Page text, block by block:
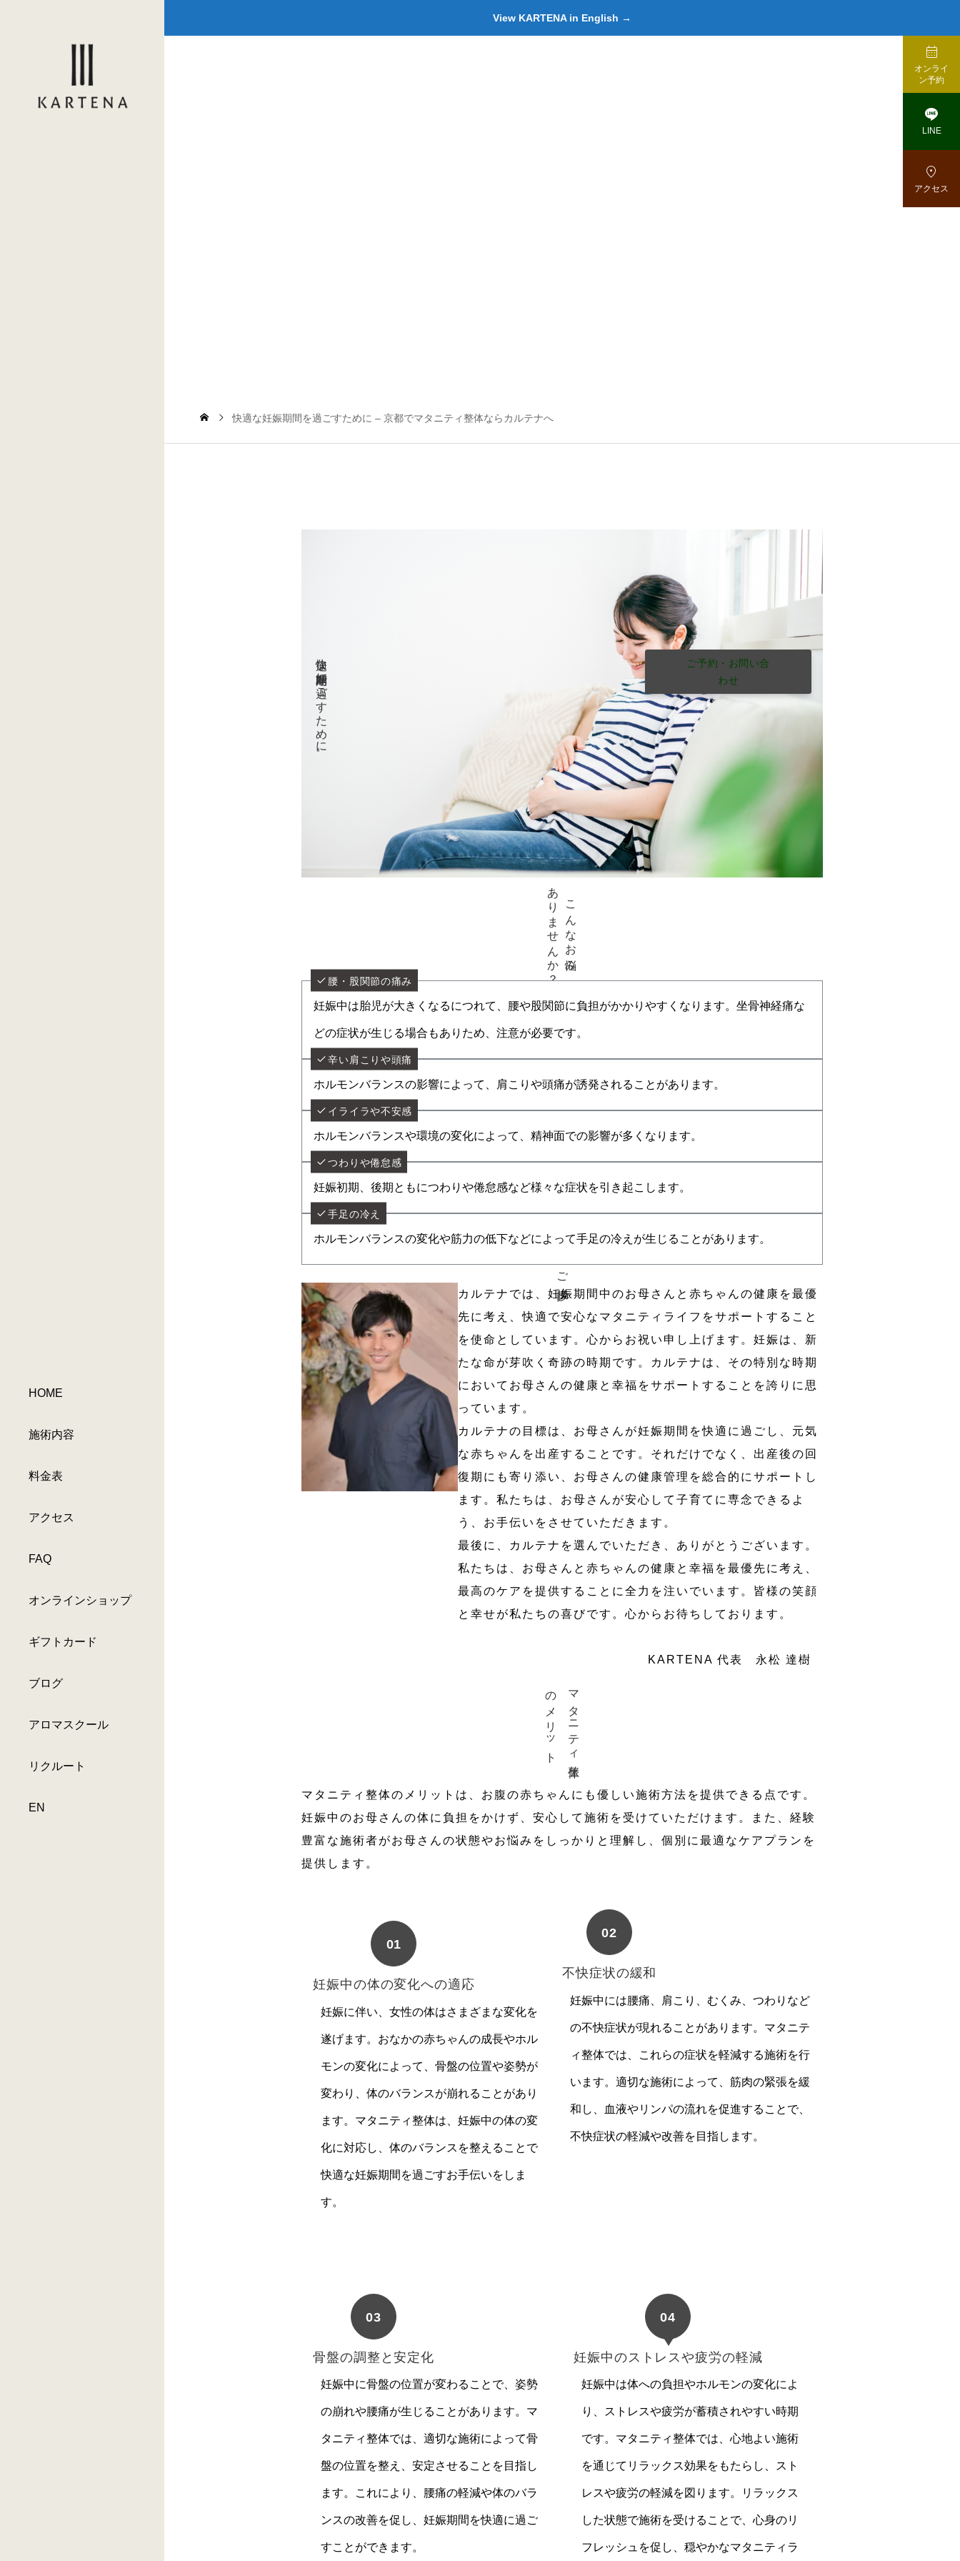
View KARTENA in English →
HOME
施術内容
料金表
アクセス
FAQ
オンラインショップ
ギフトカード
ブログ
アロマスクール
リクルート
EN

オンライ
ン予約

LINE

アクセス
快適な妊娠期間を過ごすために – 京都でマタニティ整体ならカルテナへ
快適な妊娠期間を過ごすために。
ご予約・お問い合
わせ
こんなお悩み
ありませんか？
腰・股関節の痛み
妊娠中は胎児が大きくなるにつれて、腰や股関節に負担がかかりやすくなります。坐骨神経痛な
どの症状が生じる場合もありため、注意が必要です。
辛い肩こりや頭痛
ホルモンバランスの影響によって、肩こりや頭痛が誘発されることがあります。
イライラや不安感
ホルモンバランスや環境の変化によって、精神面での影響が多くなります。
つわりや倦怠感
妊娠初期、後期ともにつわりや倦怠感など様々な症状を引き起こします。
手足の冷え
ホルモンバランスの変化や筋力の低下などによって手足の冷えが生じることがあります。
ご挨拶
カルテナでは、妊娠期間中のお母さんと赤ちゃんの健康を最優
先に考え、快適で安心なマタニティライフをサポートすること
を使命としています。心からお祝い申し上げます。妊娠は、新
たな命が芽吹く奇跡の時期です。カルテナは、その特別な時期
においてお母さんの健康と幸福をサポートすることを誇りに思
っています。
カルテナの目標は、お母さんが妊娠期間を快適に過ごし、元気
な赤ちゃんを出産することです。それだけでなく、出産後の回
復期にも寄り添い、お母さんの健康管理を総合的にサポートし
ます。私たちは、お母さんが安心して子育てに専念できるよ
う、お手伝いをさせていただきます。
最後に、カルテナを選んでいただき、ありがとうございます。
私たちは、お母さんと赤ちゃんの健康と幸福を最優先に考え、
最高のケアを提供することに全力を注いでいます。皆様の笑顔
と幸せが私たちの喜びです。心からお待ちしております。
KARTENA 代表 永松 達樹
マタニティ整体
のメリット
マタニティ整体のメリットは、お腹の赤ちゃんにも優しい施術方法を提供できる点です。
妊娠中のお母さんの体に負担をかけず、安心して施術を受けていただけます。また、経験
豊富な施術者がお母さんの状態やお悩みをしっかりと理解し、個別に最適なケアプランを
提供します。
01
妊娠中の体の変化への適応
妊娠に伴い、女性の体はさまざまな変化を
遂げます。おなかの赤ちゃんの成長やホル
モンの変化によって、骨盤の位置や姿勢が
変わり、体のバランスが崩れることがあり
ます。マタニティ整体は、妊娠中の体の変
化に対応し、体のバランスを整えることで
快適な妊娠期間を過ごすお手伝いをしま
す。
02
不快症状の緩和
妊娠中には腰痛、肩こり、むくみ、つわりなど
の不快症状が現れることがあります。マタニテ
ィ整体では、これらの症状を軽減する施術を行
います。適切な施術によって、筋肉の緊張を緩
和し、血液やリンパの流れを促進することで、
不快症状の軽減や改善を目指します。
03
骨盤の調整と安定化
妊娠中に骨盤の位置が変わることで、姿勢
の崩れや腰痛が生じることがあります。マ
タニティ整体では、適切な施術によって骨
盤の位置を整え、安定させることを目指し
ます。これにより、腰痛の軽減や体のバラ
ンスの改善を促し、妊娠期間を快適に過ご
すことができます。
04
妊娠中のストレスや疲労の軽減
妊娠中は体への負担やホルモンの変化によ
り、ストレスや疲労が蓄積されやすい時期
です。マタニティ整体では、心地よい施術
を通じてリラックス効果をもたらし、スト
レスや疲労の軽減を図ります。リラックス
した状態で施術を受けることで、心身のリ
フレッシュを促し、穏やかなマタニティラ